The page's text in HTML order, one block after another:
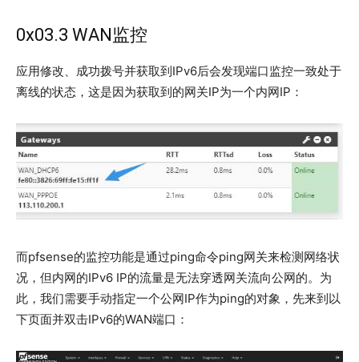
0x03.3 WAN监控
应用修改、成功拨号并获取到IPv6后会发现端口监控一致处于
离线的状态，这是因为获取到的网关IP为一个内网IP：
而pfsense的监控功能是通过ping命令ping网关来检测网络状
况，但内网的IPv6 IP的流量是无法穿透网关流向公网的。为
此，我们需要手动指定一个公网IP作为ping的对象，先来到以
下页面并双击IPv6的WAN端口：